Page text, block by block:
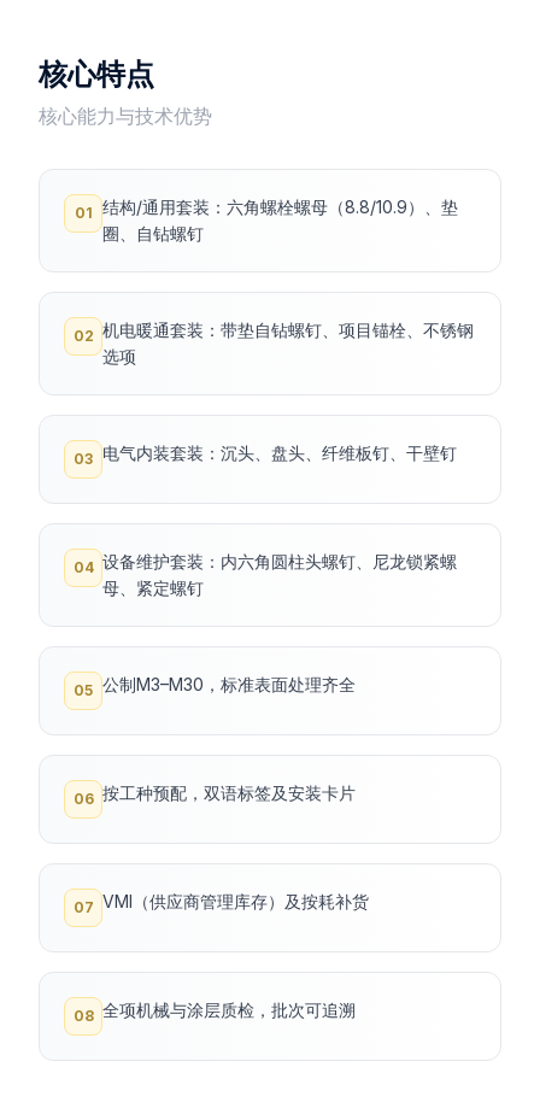
核心特点
核心能力与技术优势
01 结构/通用套装：六角螺栓螺母（8.8/10.9）、垫
圈、自钻螺钉
02 机电暖通套装：带垫自钻螺钉、项目锚栓、不锈钢
选项
03 电气内装套装：沉头、盘头、纤维板钉、干壁钉
04 设备维护套装：内六角圆柱头螺钉、尼龙锁紧螺
母、紧定螺钉
05 公制M3–M30，标准表面处理齐全
06 按工种预配，双语标签及安装卡片
07 VMI（供应商管理库存）及按耗补货
08 全项机械与涂层质检，批次可追溯